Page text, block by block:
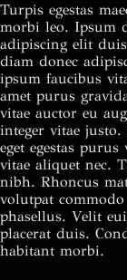
Turpis egestas
morbi leo. Ipsum
adipiscing elit
diam donec
ipsum faucibus
amet purus
vitae auctor eu
integer vitae
eget egestas
vitae aliquet nec.
nibh. Rhoncus
volutpat commodo
phasellus. Velit
placerat duis.
habitant morbi.